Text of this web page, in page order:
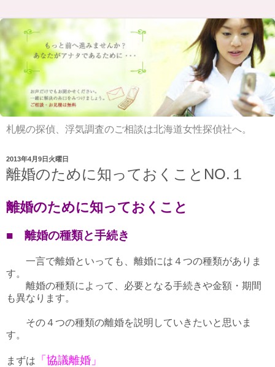
札幌の探偵、浮気調査のご相談は北海道女性探偵社へ。
2013年4月9日火曜日
離婚のために知っておくことNO.１
離婚のために知っておくこと
■ 離婚の種類と手続き
一言で離婚といっても、離婚には４つの種類がありま
す。
離婚の種類によって、必要となる手続きや金額・期間
も異なります。
その４つの種類の離婚を説明していきたいと思いま
す。
まずは 「協議離婚」